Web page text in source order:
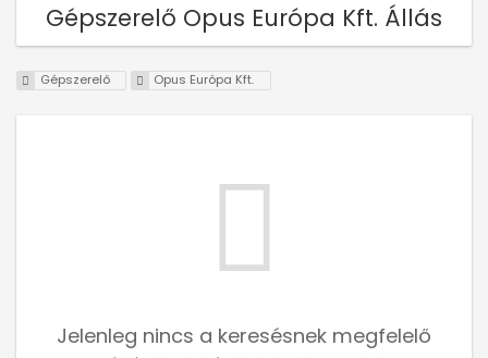
Gépszerelő Opus Európa Kft. Állás
Gépszerelő Opus Európa Kft.
Jelenleg nincs a keresésnek megfelelő